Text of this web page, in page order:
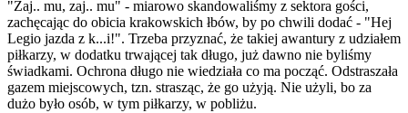
"Zaj.. mu, zaj.. mu" - miarowo skandowaliśmy z sektora gości,
zachęcając do obicia krakowskich łbów, by po chwili dodać - "Hej
Legio jazda z k...i!". Trzeba przyznać, że takiej awantury z udziałem
piłkarzy, w dodatku trwającej tak długo, już dawno nie byliśmy
świadkami. Ochrona długo nie wiedziała co ma począć. Odstraszała
gazem miejscowych, tzn. strasząc, że go użyją. Nie użyli, bo za
dużo było osób, w tym piłkarzy, w pobliżu.